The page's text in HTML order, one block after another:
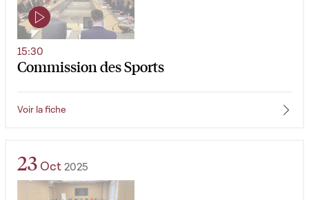
Commission des Sports
15:30
Voir la fiche
23 Oct 2025